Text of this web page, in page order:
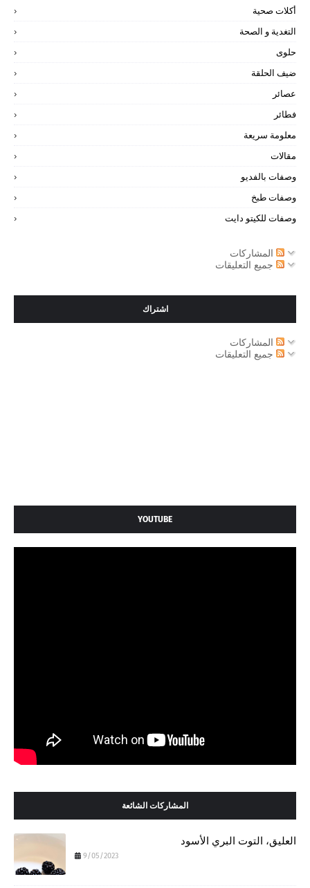
أكلات صحية
التغدية و الصحة
حلوى
ضيف الحلقة
عصائر
فطائر
معلومة سريعة
مقالات
وصفات بالفديو
وصفات طبخ
وصفات للكيتو دايت
المشاركات
جميع التعليقات
اشتراك
المشاركات
جميع التعليقات
YOUTUBE
المشاركات الشائعة
العليق، التوت البري الأسود
9/05/2023